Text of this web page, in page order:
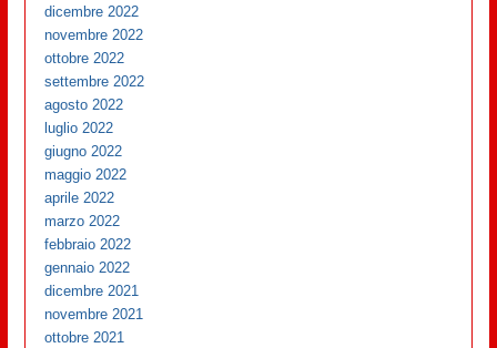
dicembre 2022
novembre 2022
ottobre 2022
settembre 2022
agosto 2022
luglio 2022
giugno 2022
maggio 2022
aprile 2022
marzo 2022
febbraio 2022
gennaio 2022
dicembre 2021
novembre 2021
ottobre 2021